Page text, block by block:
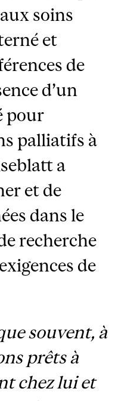
soins
et
de
d’un
pour
palliatifs à
a
et de
dans le
recherche
de
souvent, à
prêts à
chez lui et